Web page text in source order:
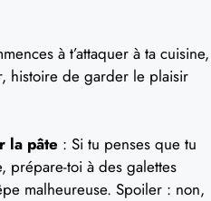
à t’attaquer à ta cuisine,
histoire de garder le plaisir
la pâte : Si tu penses que tu
prépare-toi à des galettes
malheureuse. Spoiler : non,